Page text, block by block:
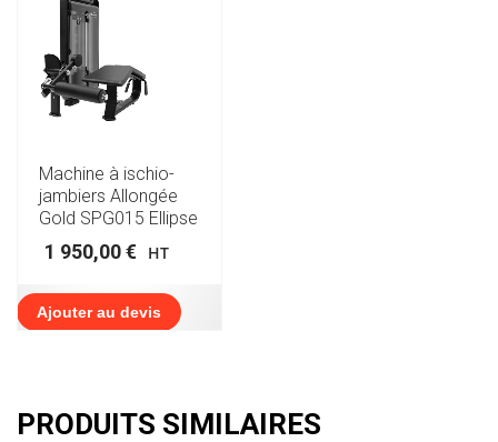
Machine à ischio-
jambiers Allongée
Gold SPG015 Ellipse
1 950,00€ HT
Ajouter au devis
PRODUITS SIMILAIRES